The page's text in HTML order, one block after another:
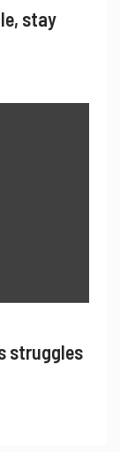
stay
struggles